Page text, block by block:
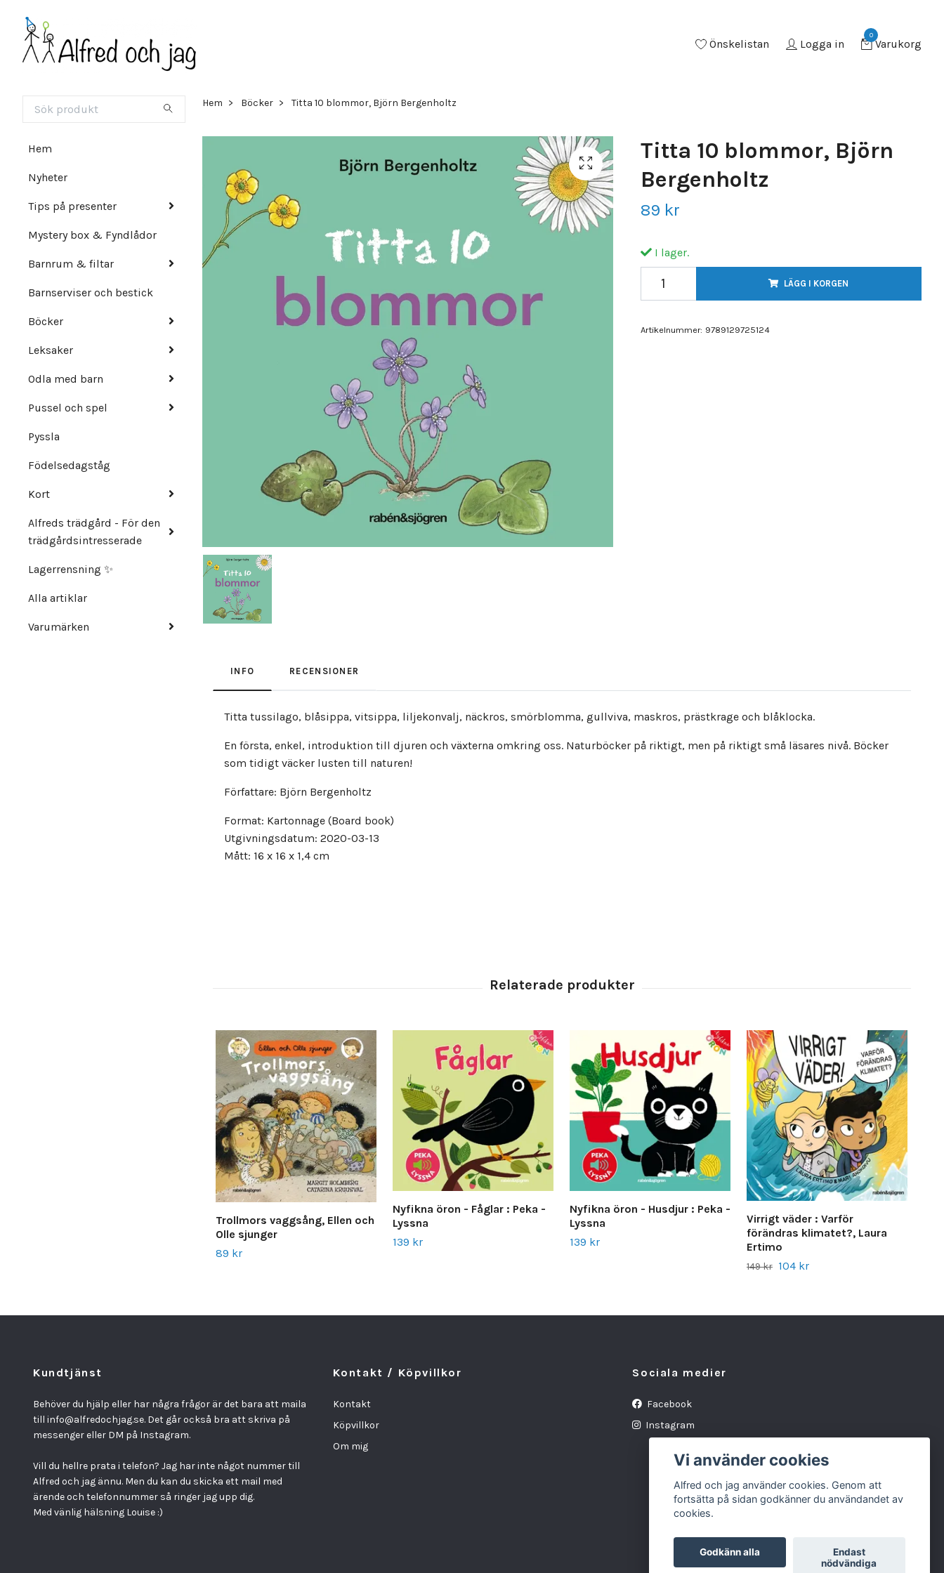
Önskelistan Logga in
0
Varukorg
Hem
Nyheter
Tips på presenter
Mystery box & Fyndlådor
Barnrum & filtar
Barnserviser och bestick
Böcker
Leksaker
Odla med barn
Pussel och spel
Pyssla
Födelsedagståg
Kort
Alfreds trädgård - För den
trädgårdsintresserade
Lagerrensning ✨
Alla artiklar
Varumärken
Hem Böcker Titta 10 blommor, Björn Bergenholtz
Titta 10 blommor, Björn
Bergenholtz
89 kr
I lager.
LÄGG I KORGEN
Artikelnummer: 9789129725124
INFO RECENSIONER
Titta tussilago, blåsippa, vitsippa, liljekonvalj, näckros, smörblomma, gullviva, maskros, prästkrage och blåklocka.
En första, enkel, introduktion till djuren och växterna omkring oss. Naturböcker på riktigt, men på riktigt små läsares nivå. Böcker
som tidigt väcker lusten till naturen!
Författare: Björn Bergenholtz
Format: Kartonnage (Board book)
Utgivningsdatum: 2020-03-13
Mått: 16 x 16 x 1,4 cm
Trollmors vaggsång, Ellen och
Olle sjunger
89 kr
Nyfikna öron - Fåglar : Peka -
Lyssna
139 kr
Nyfikna öron - Husdjur : Peka -
Lyssna
139 kr
Virrigt väder : Varför
förändras klimatet?, Laura
Ertimo
149 kr 104 kr
Kundtjänst
Behöver du hjälp eller har några frågor är det bara att maila
till info@alfredochjag.se. Det går också bra att skriva på
messenger eller DM på Instagram.
Vill du hellre prata i telefon? Jag har inte något nummer till
Alfred och jag ännu. Men du kan du skicka ett mail med
ärende och telefonnummer så ringer jag upp dig.
Med vänlig hälsning Louise :)
Kontakt / Köpvillkor
Kontakt
Köpvillkor
Om mig
Sociala medier
Facebook
Instagram
Vi använder cookies
Alfred och jag använder cookies. Genom att
fortsätta på sidan godkänner du användandet av
cookies.
Godkänn alla
Endast
nödvändiga